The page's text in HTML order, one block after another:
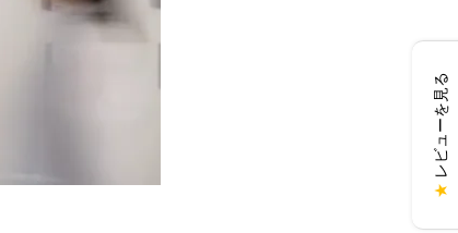
★
レビューを見る